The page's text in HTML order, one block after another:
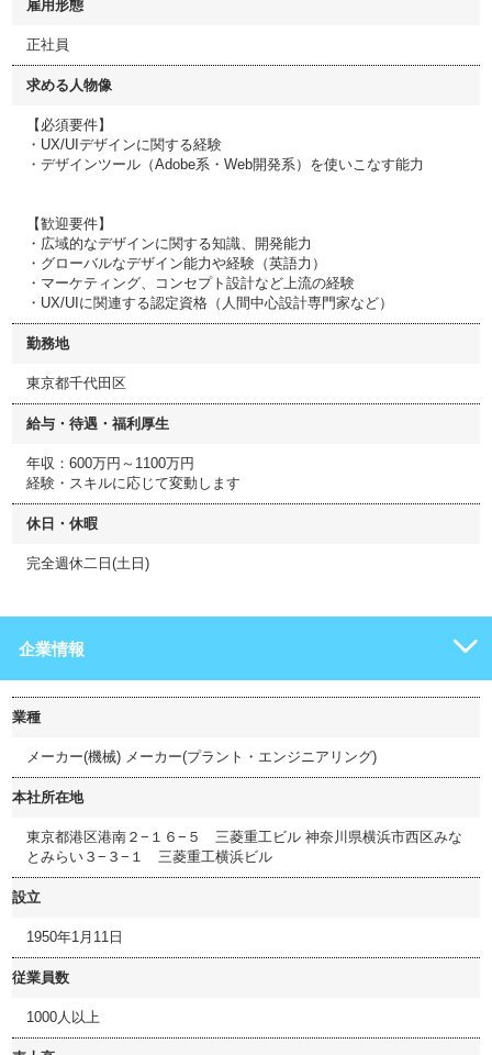
雇用形態
正社員
求める人物像
【必須要件】
・UX/UIデザインに関する経験
・デザインツール（Adobe系・Web開発系）を使いこなす能力
【歓迎要件】
・広域的なデザインに関する知識、開発能力
・グローバルなデザイン能力や経験（英語力）
・マーケティング、コンセプト設計など上流の経験
・UX/UIに関連する認定資格（人間中心設計専門家など）
勤務地
東京都千代田区
給与・待遇・福利厚生
年収：600万円～1100万円
経験・スキルに応じて変動します
休日・休暇
完全週休二日(土日)
企業情報
業種
メーカー(機械) メーカー(プラント・エンジニアリング)
本社所在地
東京都港区港南２−１６−５ 三菱重工ビル 神奈川県横浜市西区みな
とみらい３−３−１ 三菱重工横浜ビル
設立
1950年1月11日
従業員数
1000人以上